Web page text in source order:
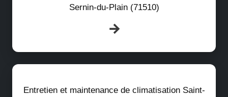
Sernin-du-Plain (71510)
Entretien et maintenance de climatisation Saint-